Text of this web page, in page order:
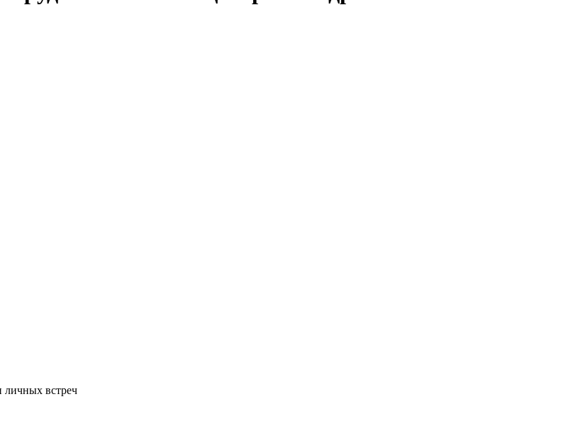
личных встреч